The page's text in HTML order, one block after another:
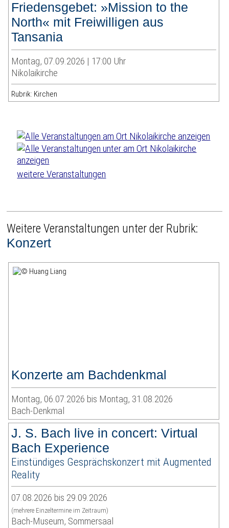
Friedensgebet: »Mission to the
North« mit Freiwilligen aus
Tansania
Montag, 07.09.2026 | 17:00 Uhr
Nikolaikirche
Rubrik: Kirchen
weitere Veranstaltungen
Weitere Veranstaltungen unter der Rubrik:
Konzert
Konzerte am Bachdenkmal
Montag, 06.07.2026 bis Montag, 31.08.2026
Bach-Denkmal
J. S. Bach live in concert: Virtual
Bach Experience
Einstündiges Gesprächskonzert mit Augmented
Reality
07.08.2026 bis 29.09.2026
(mehrere Einzeltermine im Zeitraum)
Bach-Museum, Sommersaal